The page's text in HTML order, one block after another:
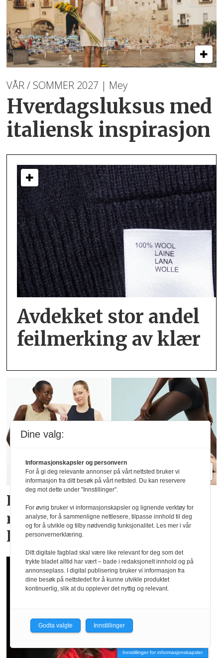
VÅR / SOMMER 2027 | Mey
Hverdagsluksus med
italiensk inspirasjon
Avdekket stor andel
feil­merking av klær
Lindex og Mammut lanserer
menstruse for en aktiv
livsstil
Innstillinger for informasjonskapsler
Dine valg:
Informasjonskapsler og personvern
For å gi deg relevante annonser på vårt nettsted bruker vi
informasjon fra ditt besøk på vårt nettsted. Du kan reservere
deg mot dette under "Innstillinger".
For øvrig bruker vi informasjonskapsler og lignende verktøy for
analyse, for å sammenligne nettlesere, tilpasse innhold til deg
og for å utvikle og tilby nødvendig funksjonalitet. Les mer i vår
personvernerklæring.
Ditt digitale fagblad skal være like relevant for deg som det
trykte bladet alltid har vært – bade i redaksjonelt innhold og på
annonseplass. I digital publisering bruker vi informasjon fra
dine besøk på nettstedet for å kunne utvikle produktet
kontinuerlig, slik at du opplever det nyttig og relevant.
Godta valgte Innstillinger